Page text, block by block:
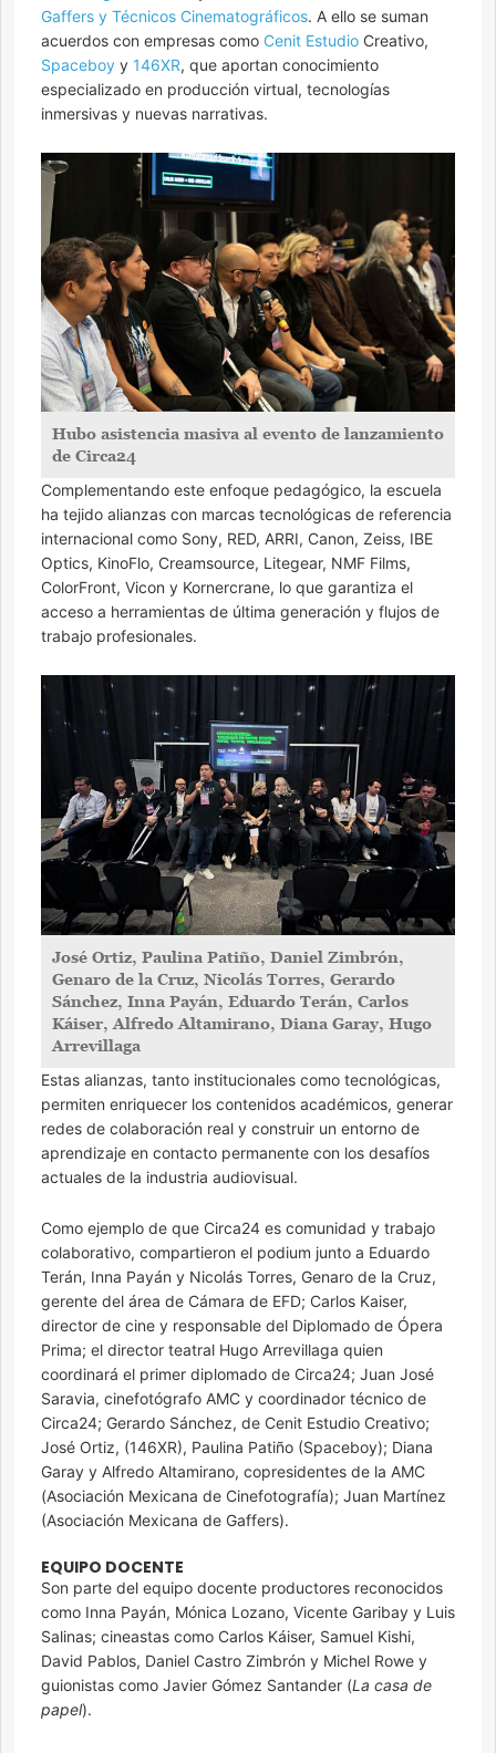
Gaffers y Técnicos Cinematográficos. A ello se suman
acuerdos con empresas como Cenit Estudio Creativo,
Spaceboy y 146XR, que aportan conocimiento
especializado en producción virtual, tecnologías
inmersivas y nuevas narrativas.
Hubo asistencia masiva al evento de lanzamiento
de Circa24
Complementando este enfoque pedagógico, la escuela
ha tejido alianzas con marcas tecnológicas de referencia
internacional como Sony, RED, ARRI, Canon, Zeiss, IBE
Optics, KinoFlo, Creamsource, Litegear, NMF Films,
ColorFront, Vicon y Kornercrane, lo que garantiza el
acceso a herramientas de última generación y flujos de
trabajo profesionales.
José Ortiz, Paulina Patiño, Daniel Zimbrón,
Genaro de la Cruz, Nicolás Torres, Gerardo
Sánchez, ⁠⁠Inna Payán, Eduardo Terán, Carlos
Káiser, Alfredo Altamirano, Diana Garay, ⁠⁠Hugo
Arrevillaga
Estas alianzas, tanto institucionales como tecnológicas,
permiten enriquecer los contenidos académicos, generar
redes de colaboración real y construir un entorno de
aprendizaje en contacto permanente con los desafíos
actuales de la industria audiovisual.
Como ejemplo de que Circa24 es comunidad y trabajo
colaborativo, compartieron el podium junto a Eduardo
Terán, Inna Payán y Nicolás Torres, Genaro de la Cruz,
gerente del área de Cámara de EFD; Carlos Kaiser,
director de cine y responsable del Diplomado de Ópera
Prima; el director teatral Hugo Arrevillaga quien
coordinará el primer diplomado de Circa24; Juan José
Saravia, cinefotógrafo AMC y coordinador técnico de
Circa24; Gerardo Sánchez, de Cenit Estudio Creativo;
José Ortiz, (146XR), Paulina Patiño (Spaceboy); Diana
Garay y Alfredo Altamirano, copresidentes de la AMC
(Asociación Mexicana de Cinefotografía); Juan Martínez
(Asociación Mexicana de Gaffers).
EQUIPO DOCENTE
Son parte del equipo docente productores reconocidos
como Inna Payán, Mónica Lozano, Vicente Garibay y Luis
Salinas; cineastas como Carlos Káiser, Samuel Kishi,
David Pablos, Daniel Castro Zimbrón y Michel Rowe y
guionistas como Javier Gómez Santander (La casa de
papel).